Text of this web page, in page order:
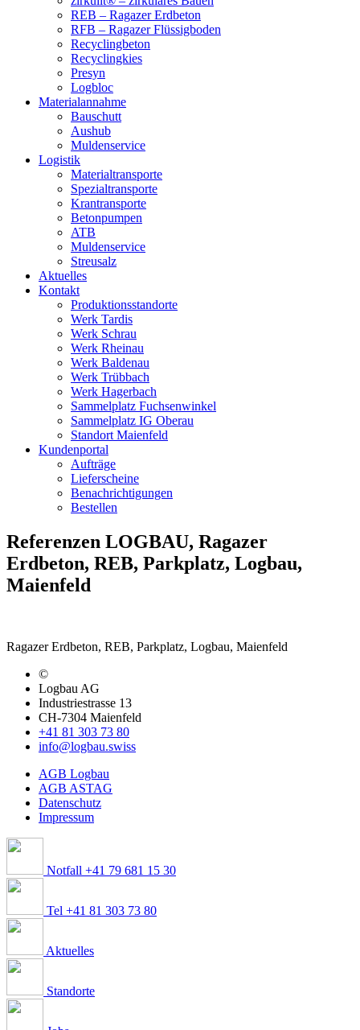
REB – Ragazer Erdbeton
RFB – Ragazer Flüssigboden
Recyclingbeton
Recyclingkies
Presyn
Logbloc
Materialannahme
Bauschutt
Aushub
Muldenservice
Logistik
Materialtransporte
Spezialtransporte
Krantransporte
Betonpumpen
ATB
Muldenservice
Streusalz
Aktuelles
Kontakt
Produktionsstandorte
Werk Tardis
Werk Schrau
Werk Rheinau
Werk Baldenau
Werk Trübbach
Werk Hagerbach
Sammelplatz Fuchsenwinkel
Sammelplatz IG Oberau
Standort Maienfeld
Kundenportal
Aufträge
Lieferscheine
Benachrichtigungen
Bestellen
Referenzen LOGBAU, Ragazer
Erdbeton, REB, Parkplatz, Logbau,
Maienfeld
Ragazer Erdbeton, REB, Parkplatz, Logbau, Maienfeld
©
Logbau AG
Industriestrasse 13
CH-7304 Maienfeld
+41 81 303 73 80
info@logbau.swiss
AGB Logbau
AGB ASTAG
Datenschutz
Impressum
Notfall +41 79 681 15 30
Tel +41 81 303 73 80
Aktuelles
Standorte